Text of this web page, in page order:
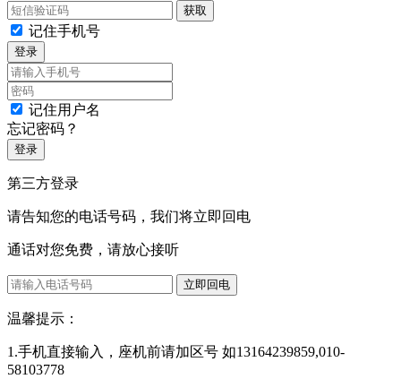
记住手机号
登录
记住用户名
忘记密码？
登录
第三方登录
请告知您的电话号码，我们将立即回电
通话对您免费，请放心接听
立即回电
温馨提示：
1.手机直接输入，座机前请加区号 如13164239859,010-
58103778